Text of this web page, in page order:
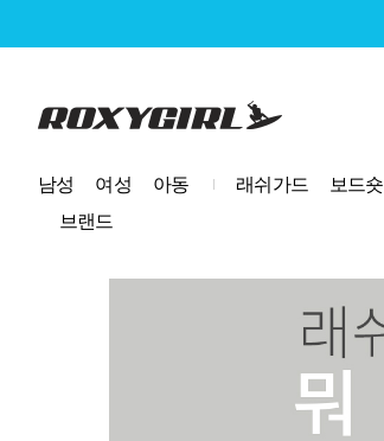
로고
남성 여성 아동 래쉬가드 보드숏
브랜드